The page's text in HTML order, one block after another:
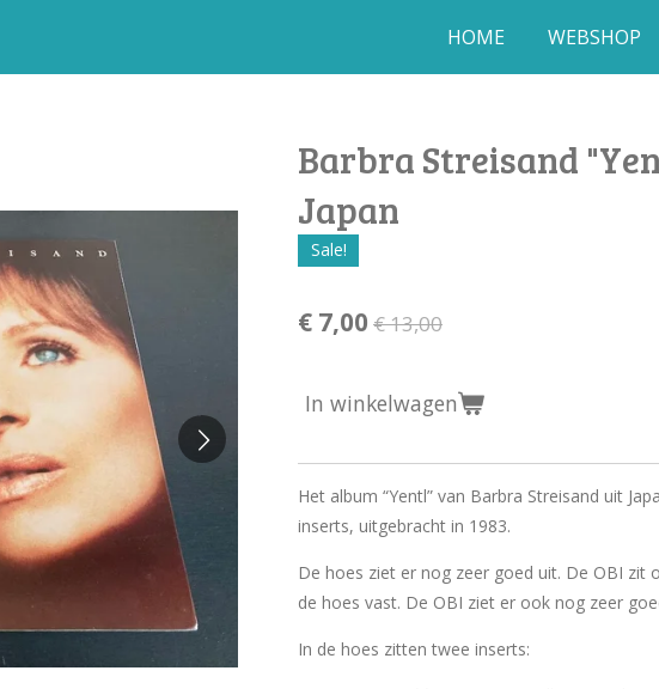
HOME WEBSHOP
Barbra Streisand
Japan
Sale!
€ 7,00 € 13,00
In winkelwagen
Het album “Yentl” van Barbra Streisand uit
inserts, uitgebracht in 1983.
De hoes ziet er nog zeer goed uit. De OBI zit
de hoes vast. De OBI ziet er ook nog zeer
In de hoes zitten twee inserts: